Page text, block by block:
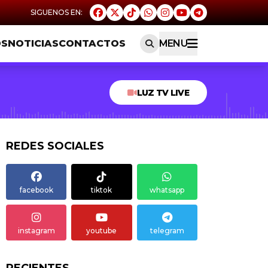
NOTICIASCONTACTOS MENU
LUZ TV LIVE
REDES SOCIALES
facebook tiktok whatsapp
instagram youtube telegram